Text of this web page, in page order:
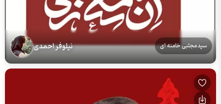
سید مجتبی خامنه ای نیلوفر احمدی